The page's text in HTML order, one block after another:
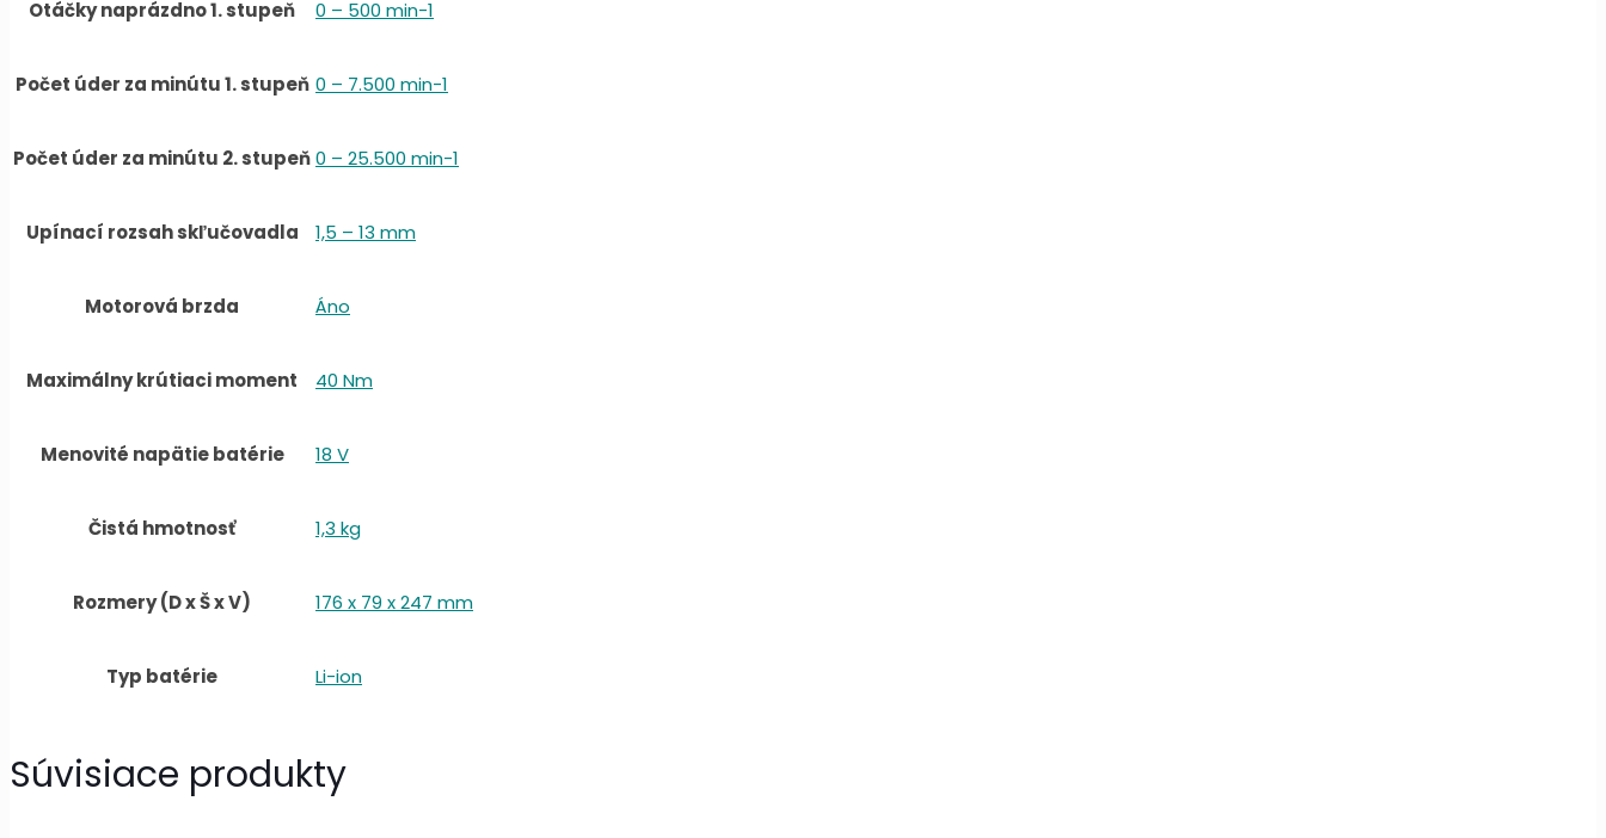
Otáčky naprázdno 1. stupeň 0 – 500 min-1
Počet úder za minútu 1. stupeň 0 – 7.500 min-1
Počet úder za minútu 2. stupeň0 – 25.500 min-1
Upínací rozsah skľučovadla 1,5 – 13 mm
Motorová brzda Áno
Maximálny krútiaci moment 40 Nm
Menovité napätie batérie 18 V
Čistá hmotnosť 1,3 kg
Rozmery (D x Š x V) 176 x 79 x 247 mm
Typ batérie Li-ion
Súvisiace produkty